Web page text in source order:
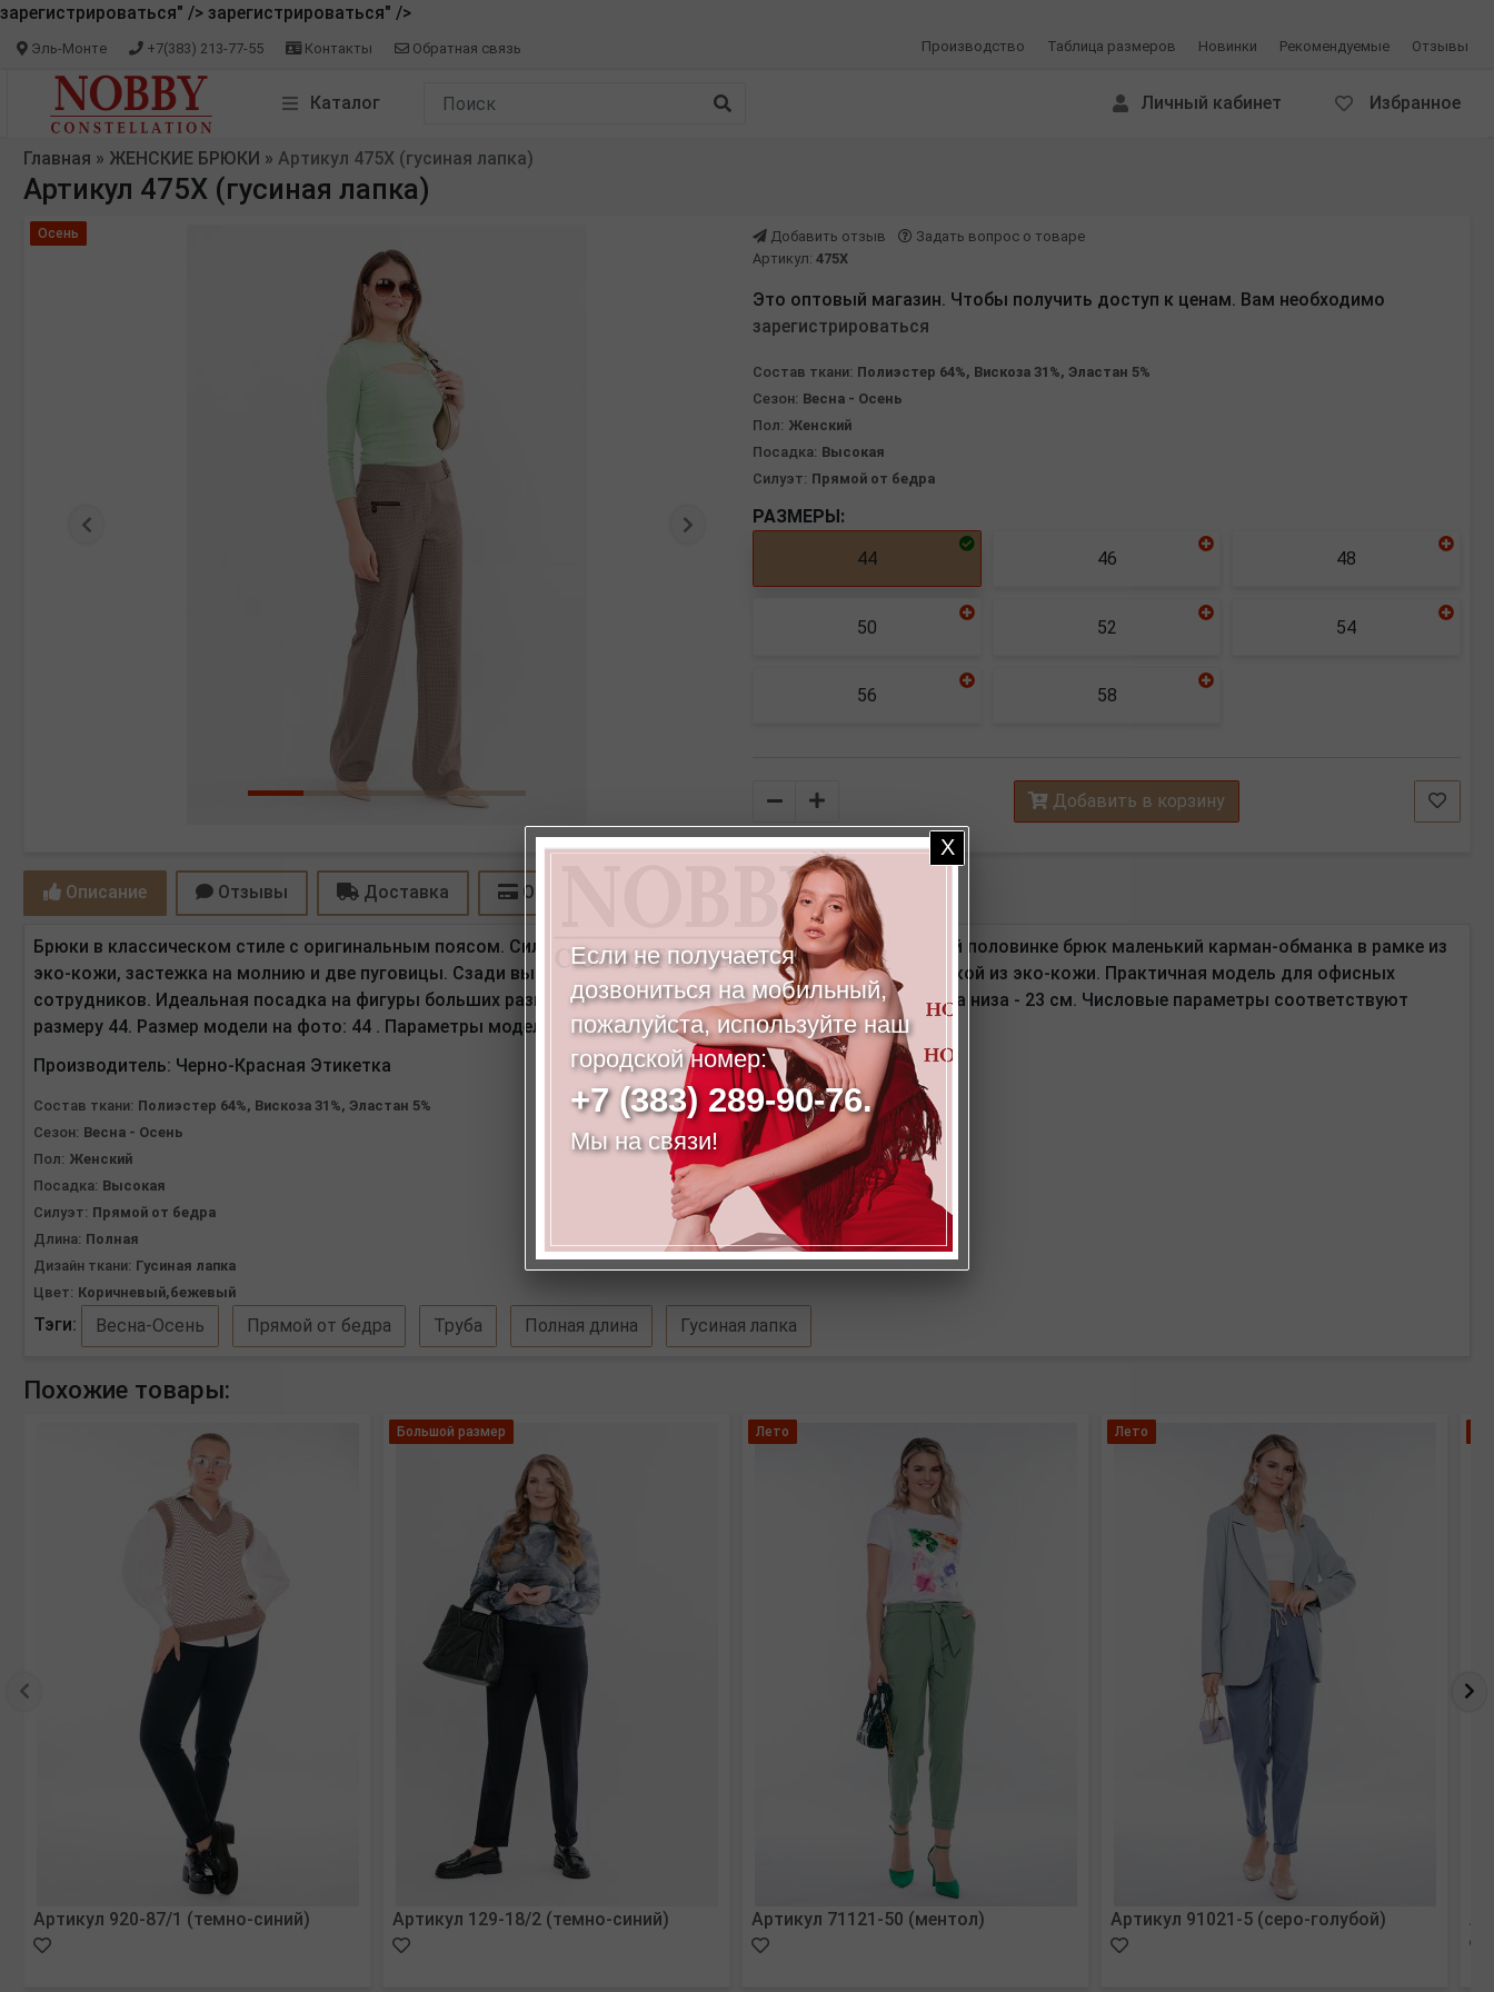
зарегистрироваться" /> зарегистрироваться" />
Производство Таблица размеров Новинки Рекомендуемые Отзывы
Эль-Монте +7(383) 213-77-55 Контакты Обратная связь
Каталог Избранное
Личный кабинет
Главная » ЖЕНСКИЕ БРЮКИ » Артикул 475Х (гусиная лапка)
Артикул 475Х (гусиная лапка)
Осень
Предыдущая Следующая
Добавить отзыв
Задать вопрос о товаре
Артикул: 475Х
Это оптовый магазин. Чтобы получить доступ к ценам. Вам необходимо
зарегистрироваться
Состав ткани: Полиэстер 64%, Вискоза 31%, Эластан 5%
Сезон: Весна - Осень
Пол: Женский
Посадка: Высокая
Силуэт: Прямой от бедра
РАЗМЕРЫ:
44 46 48
50 52 54
56 58
Количество Добавить в корзину
Описание Отзывы Доставка Оплата
Брюки в классическом стиле с оригинальным поясом. Силуэт прямой от бедра. Детали: спереди по правой половинке брюк маленький карман-обманка в рамке из
эко-кожи, застежка на молнию и две пуговицы. Сзади вытачки. Фигурный пояс с удлиненной патой, шлевкой из эко-кожи. Практичная модель для офисных
сотрудников. Идеальная посадка на фигуры больших размеров. Длина по внутреннему шву - 86 см. Ширина низа - 23 см. Числовые параметры соответствуют
размеру 44. Размер модели на фото: 44 . Параметры модели: 86-63-94. Рост модели на фото: 173 см.
Производитель: Черно-Красная Этикетка
Состав ткани: Полиэстер 64%, Вискоза 31%, Эластан 5%
Сезон: Весна - Осень
Пол: Женский
Посадка: Высокая
Силуэт: Прямой от бедра
Длина: Полная
Дизайн ткани: Гусиная лапка
Цвет: Коричневый,бежевый
Тэги: Весна-Осень Прямой от бедра Труба Полная длина Гусиная лапка
Похожие товары:
Артикул 920-87/1 (темно-синий)
Большой размер
Артикул 129-18/2 (темно-синий)
Лето
Артикул 71121-50 (ментол)
Лето
Артикул 91021-5 (серо-голубой)
Если не получается
дозвониться на мобильный,
пожалуйста, используйте наш
городской номер:
+7 (383) 289-90-76.
Мы на связи!